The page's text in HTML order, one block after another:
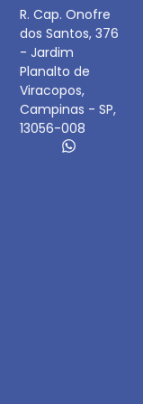
R. Cap. Onofre
dos Santos, 376
- Jardim
Planalto de
Viracopos,
Campinas - SP,
13056-008